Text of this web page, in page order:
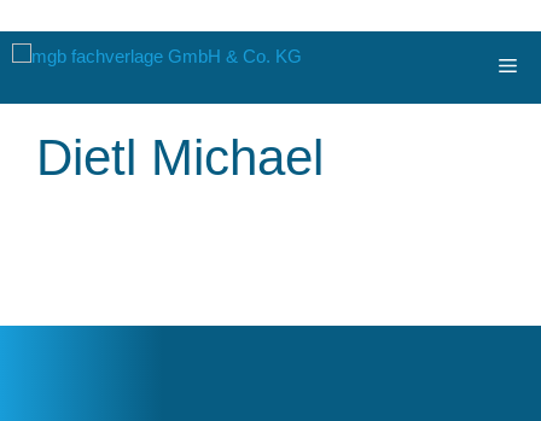
Zum
springen
Dietl Michael